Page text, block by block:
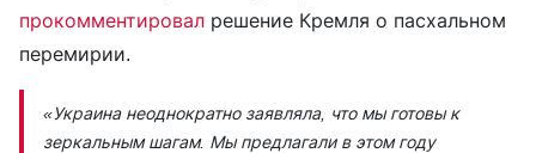
прокомментировал решение Кремля о пасхальном
перемирии.
«Украина неоднократно заявляла, что мы готовы к
зеркальным шагам. Мы предлагали в этом году